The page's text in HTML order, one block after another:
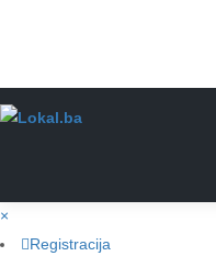
×
Registracija